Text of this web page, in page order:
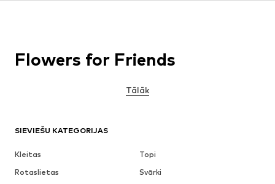
SIEVIEŠU KATEGORIJAS
Kleitas
Topi
Rotaslietas
Svārki
Flowers for Friends
Tālāk